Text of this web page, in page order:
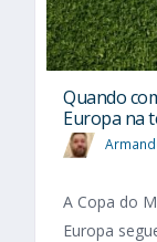
Quando
Europa na
A Copa do
Europa